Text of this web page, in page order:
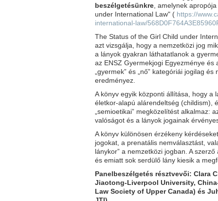
beszélgetésünkre , amelynek
under International Law" ( https://
international-law/
The Status of the Girl Child under
azt vizsgálja, hogy a nemzetközi jog
a lányok gyakran láthatatlanok a
az ENSZ Gyermekjogi Egyezménye és
„gyermek” és „nő” kategóriái jogilag
eredményez.
A könyv egyik központi állítása, hogy a
életkor-alapú alárendeltség (childism),
„semioetikai” megközelítést alkalmaz:
valóságot és a lányok jogainak
A könyv különösen érzékeny
jogokat, a prenatális nemválasztást,
lánykor” a nemzetközi jogban. A
és emiatt sok serdülő lány kiesik a
Panelbeszélgetés résztvevői: Clara
Jiaotong-Liverpool University,
Law Society of Upper Canada) és